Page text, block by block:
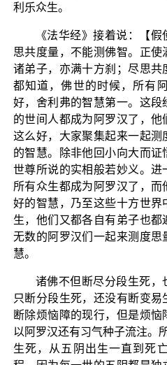
利乐众生。
《法华经》接着说：【
思共度量，不能测佛智。正
诸弟子，亦满十方刹；尽思共
都知道，佛世的时候，所有
好，舍利弗的智慧第一。这段
的世间人都成为阿罗汉了，
这么好，大家聚集起来一起
的智慧。除非他回小向大而
世尊所说的实相般若妙义。进
所有众生都成为阿罗汉了，
好的智慧，乃至这些十方世界
生，他们又都各自有弟子也
无数的阿罗汉们一起来测度思
慧。
诸佛不但断尽分段生死，
只断分段生死，还没有断变
断除烦恼障的现行，但是烦
以阿罗汉还有习气种子流注。
生死，从五阴出生一直到死